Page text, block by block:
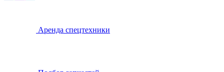
Аренда спецтехники